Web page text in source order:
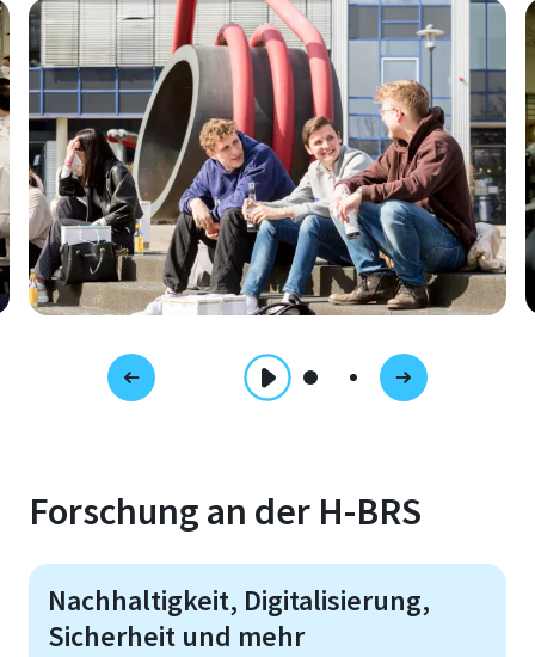
Forschung an der H-BRS
Nachhaltigkeit, Digitalisierung,
Sicherheit und mehr